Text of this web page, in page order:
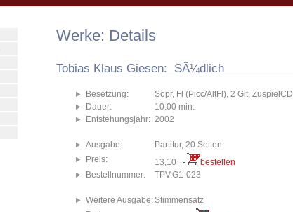
Werke: Details
Tobias Klaus Giesen: SÃ¼dlich
Besetzung:
Sopr, Fl (Picc/AltFl), 2 Git, ZuspielCD
Dauer:
10:00 min.
Entstehungsjahr: 2002
Ausgabe:
Partitur, 20 Seiten
Preis:
13,10
bestellen
Bestellnummer:
TPV.G1-023
Weitere Ausgabe:Stimmensatz